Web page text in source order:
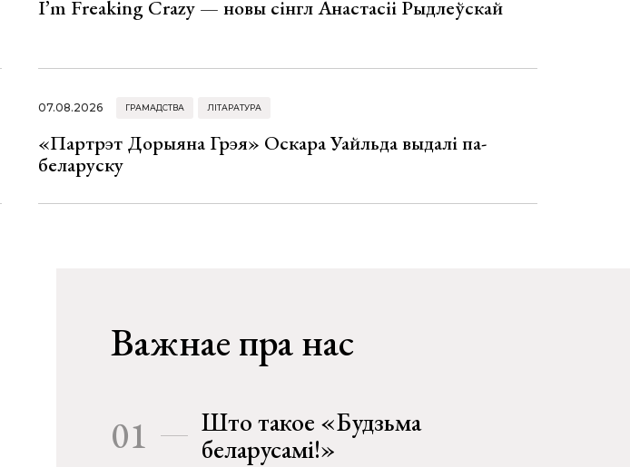
I’m Freaking Crazy — новы сінгл Анастасіі Рыдлеўскай
07.08.2026 ГРАМАДСТВА ЛІТАРАТУРА
«Партрэт Дорыяна Грэя» Оскара Уайльда выдалі па-
беларуску
Важнае пра нас
01
Што такое «Будзьма
беларусамі!»